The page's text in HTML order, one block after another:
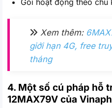
Gói hoạt động theo chu
Xem thêm:
giới hạn 4G, free
tháng
4. Một số cú pháp hỗ
12MAX79V của